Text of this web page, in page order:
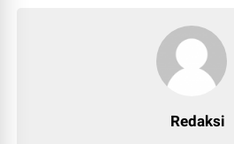
Redaksi